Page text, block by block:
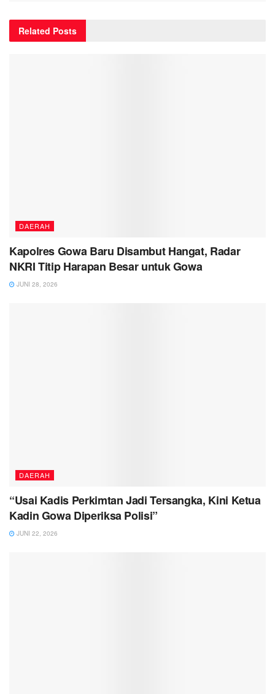
Related Posts
DAERAH
Kapolres Gowa Baru Disambut Hangat, Radar
NKRI Titip Harapan Besar untuk Gowa
JUNI 28, 2026
DAERAH
“Usai Kadis Perkimtan Jadi Tersangka, Kini Ketua
Kadin Gowa Diperiksa Polisi”
JUNI 22, 2026